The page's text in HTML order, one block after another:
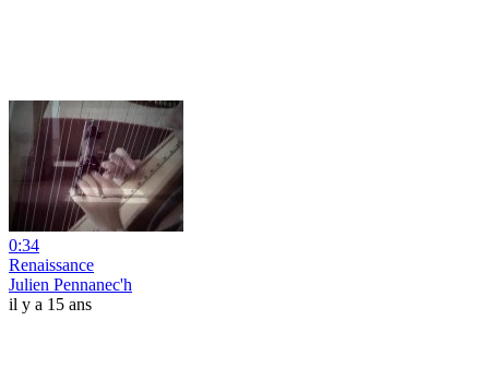
0:34
Renaissance
Julien Pennanec'h
il y a 15 ans